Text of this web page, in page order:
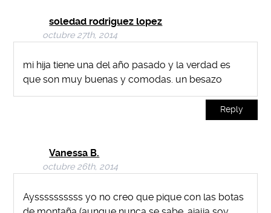
soledad rodriguez lopez
octubre 27th, 2014
mi hija tiene una del año pasado y la verdad es
que son muy buenas y comodas. un besazo
Reply
Vanessa B.
octubre 26th, 2014
Ayssssssssss yo no creo que pique con las botas